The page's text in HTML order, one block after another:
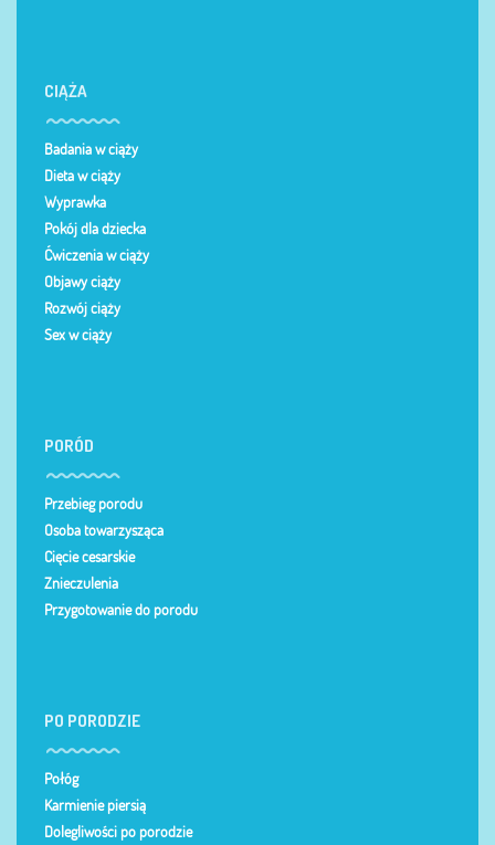
CIĄŻA
Badania w ciąży
Dieta w ciąży
Wyprawka
Pokój dla dziecka
Ćwiczenia w ciąży
Objawy ciąży
Rozwój ciąży
Sex w ciąży
PORÓD
Przebieg porodu
Osoba towarzysząca
Cięcie cesarskie
Znieczulenia
Przygotowanie do porodu
PO PORODZIE
Połóg
Karmienie piersią
Dolegliwości po porodzie